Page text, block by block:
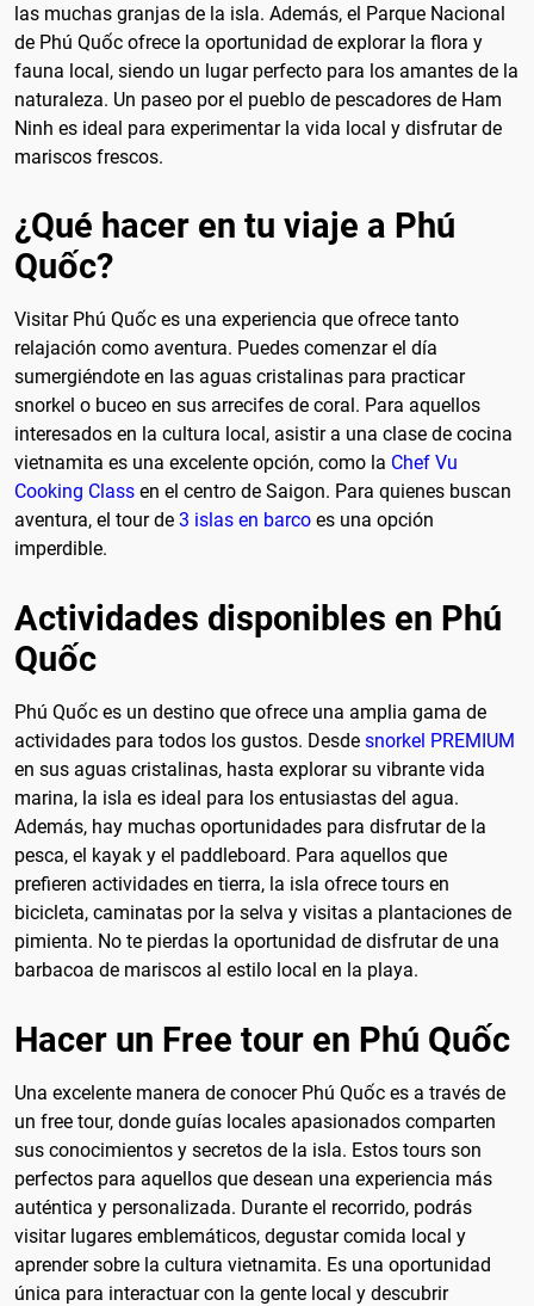
las muchas granjas de la isla. Además, el Parque Nacional
de Phú Quốc ofrece la oportunidad de explorar la flora y
fauna local, siendo un lugar perfecto para los amantes de la
naturaleza. Un paseo por el pueblo de pescadores de Ham
Ninh es ideal para experimentar la vida local y disfrutar de
mariscos frescos.
¿Qué hacer en tu viaje a Phú
Quốc?
Visitar Phú Quốc es una experiencia que ofrece tanto
relajación como aventura. Puedes comenzar el día
sumergiéndote en las aguas cristalinas para practicar
snorkel o buceo en sus arrecifes de coral. Para aquellos
interesados en la cultura local, asistir a una clase de cocina
vietnamita es una excelente opción, como la Chef Vu
Cooking Class en el centro de Saigon. Para quienes buscan
aventura, el tour de 3 islas en barco es una opción
imperdible.
Actividades disponibles en Phú
Quốc
Phú Quốc es un destino que ofrece una amplia gama de
actividades para todos los gustos. Desde snorkel PREMIUM
en sus aguas cristalinas, hasta explorar su vibrante vida
marina, la isla es ideal para los entusiastas del agua.
Además, hay muchas oportunidades para disfrutar de la
pesca, el kayak y el paddleboard. Para aquellos que
prefieren actividades en tierra, la isla ofrece tours en
bicicleta, caminatas por la selva y visitas a plantaciones de
pimienta. No te pierdas la oportunidad de disfrutar de una
barbacoa de mariscos al estilo local en la playa.
Hacer un Free tour en Phú Quốc
Una excelente manera de conocer Phú Quốc es a través de
un free tour, donde guías locales apasionados comparten
sus conocimientos y secretos de la isla. Estos tours son
perfectos para aquellos que desean una experiencia más
auténtica y personalizada. Durante el recorrido, podrás
visitar lugares emblemáticos, degustar comida local y
aprender sobre la cultura vietnamita. Es una oportunidad
única para interactuar con la gente local y descubrir